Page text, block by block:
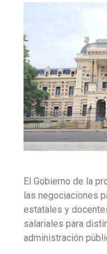
El Gobierno de la
las negociaciones
estatales y
salariales para
administración